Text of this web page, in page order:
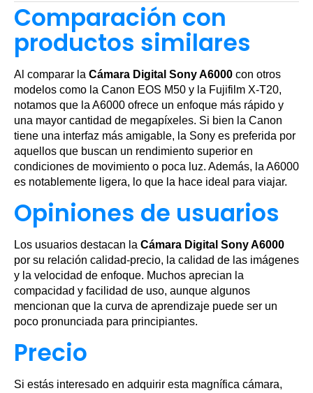
Comparación con
productos similares
Al comparar la Cámara Digital Sony A6000 con otros
modelos como la Canon EOS M50 y la Fujifilm X-T20,
notamos que la A6000 ofrece un enfoque más rápido y
una mayor cantidad de megapíxeles. Si bien la Canon
tiene una interfaz más amigable, la Sony es preferida por
aquellos que buscan un rendimiento superior en
condiciones de movimiento o poca luz. Además, la A6000
es notablemente ligera, lo que la hace ideal para viajar.
Opiniones de usuarios
Los usuarios destacan la Cámara Digital Sony A6000
por su relación calidad-precio, la calidad de las imágenes
y la velocidad de enfoque. Muchos aprecian la
compacidad y facilidad de uso, aunque algunos
mencionan que la curva de aprendizaje puede ser un
poco pronunciada para principiantes.
Precio
Si estás interesado en adquirir esta magnífica cámara,